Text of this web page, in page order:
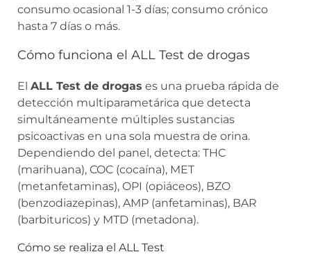
consumo ocasional 1-3 días; consumo crónico
hasta 7 días o más.
Cómo funciona el ALL Test de drogas
El ALL Test de drogas es una prueba rápida de
detección multiparametárica que detecta
simultáneamente múltiples sustancias
psicoactivas en una sola muestra de orina.
Dependiendo del panel, detecta: THC
(marihuana), COC (cocaína), MET
(metanfetaminas), OPI (opiáceos), BZO
(benzodiazepinas), AMP (anfetaminas), BAR
(barbituricos) y MTD (metadona).
Cómo se realiza el ALL Test